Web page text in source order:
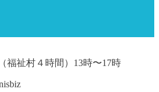
福祉村４時間）13時〜17時